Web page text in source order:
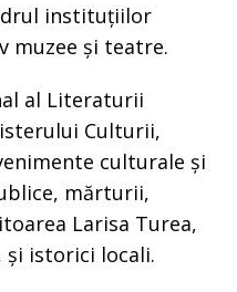
instituțiilor
muzee și teatre.
al Literaturii
Culturii,
culturale și
mărturii,
Larisa Turea,
și istorici locali.